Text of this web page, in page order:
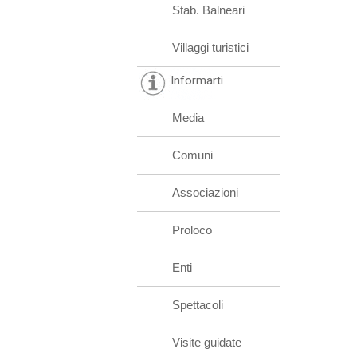
Stab. Balneari
Villaggi turistici
Informarti
Media
Comuni
Associazioni
Proloco
Enti
Spettacoli
Visite guidate